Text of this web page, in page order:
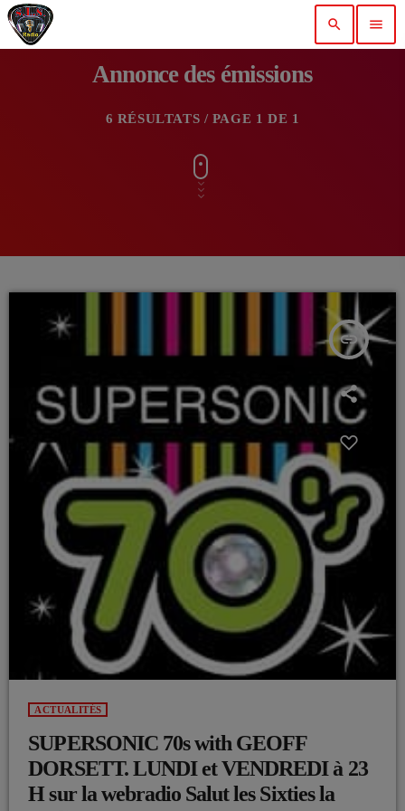
search menu
Annonce des émissions
6 RÉSULTATS / PAGE 1 DE 1
insert_link
ACTUALITÉS
SUPERSONIC 70s with GEOFF
DORSETT. LUNDI et VENDREDI à 23
H sur la webradio Salut les Sixties la